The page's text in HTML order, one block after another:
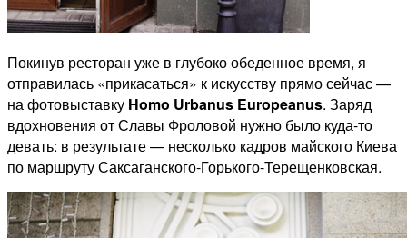
Покинув ресторан уже в глубоко обеденное время, я
отправилась «прикасаться» к искусству прямо сейчас —
на фотовыставку Homo Urbanus Europeanus. Заряд
вдохновения от Славы Фроловой нужно было куда-то
девать: в результате — несколько кадров майского Киева
по маршруту Саксаганского-Горького-Терещенковская.